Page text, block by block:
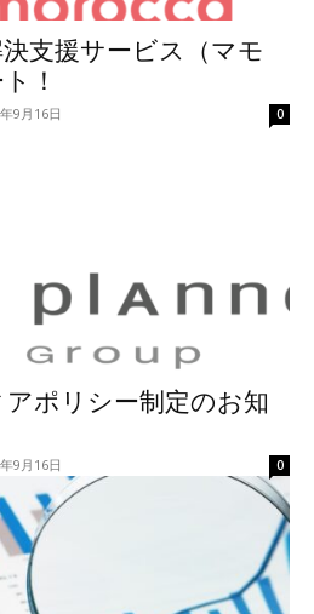
決支援サービス（マモ
！
9月16日 0
ポリシー制定のお知
9月16日 0